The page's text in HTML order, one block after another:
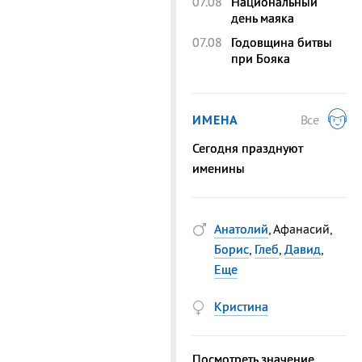
день маяка
07.08
Годовщина битвы
при Бояка
ИМЕНА
Все
Сегодня празднуют
именины
Анатолий, Афанасий,
Борис, Глеб, Давид,
Еще
Кристина
Посмотреть значение